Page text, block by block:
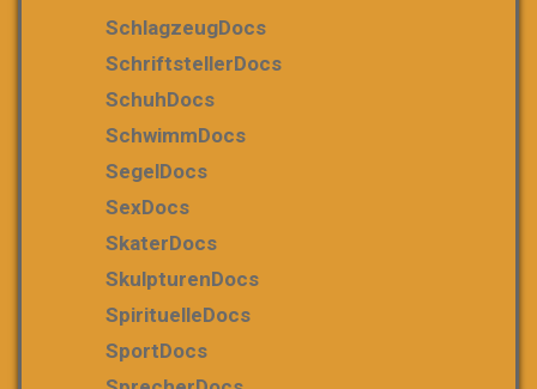
SchlagzeugDocs
SchriftstellerDocs
SchuhDocs
SchwimmDocs
SegelDocs
SexDocs
SkaterDocs
SkulpturenDocs
SpirituelleDocs
SportDocs